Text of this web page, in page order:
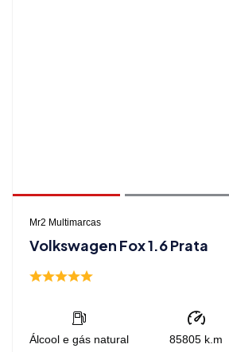
Mr2 Multimarcas
Volkswagen Fox 1.6 Prata
Álcool e gás natural 85805 k.m